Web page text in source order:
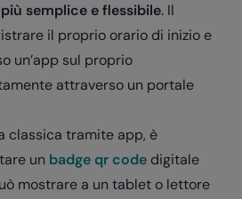
semplice e flessibile. Il
il proprio orario di inizio e
un’app sul proprio
attraverso un portale
classica tramite app, è
un badge qr code digitale
mostrare a un tablet o lettore